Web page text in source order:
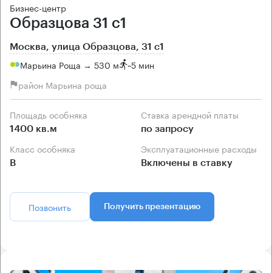
Бизнес-центр
Образцова 31 с1
Москва, улица Образцова, 31 с1
Марьина Роща → 530 м ~5 мин
район Марьина роща
Площадь особняка
1400 кв.м
Ставка арендной платы
по запросу
Класс особняка
B
Эксплуатационные расходы
Включены в ставку
Позвонить Получить презентацию